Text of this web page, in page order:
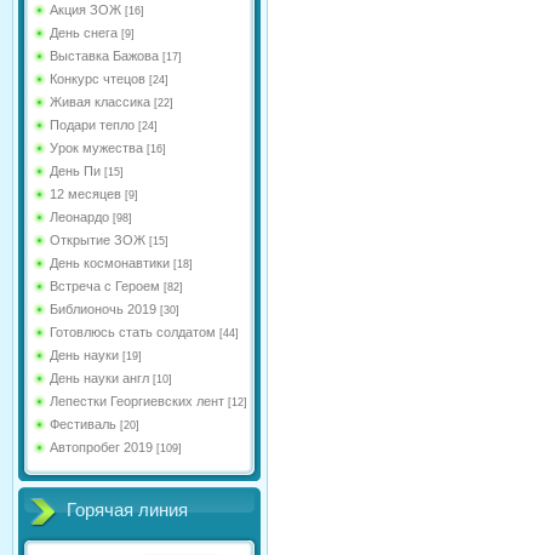
Акция ЗОЖ [16]
День снега [9]
Выставка Бажова [17]
Конкурс чтецов [24]
Живая классика [22]
Подари тепло [24]
Урок мужества [16]
День Пи [15]
12 месяцев [9]
Леонардо [98]
Открытие ЗОЖ [15]
День космонавтики [18]
Встреча с Героем [82]
Библионочь 2019 [30]
Готовлюсь стать солдатом [44]
День науки [19]
День науки англ [10]
Лепестки Георгиевских лент [12]
Фестиваль [20]
Автопробег 2019 [109]
Горячая линия